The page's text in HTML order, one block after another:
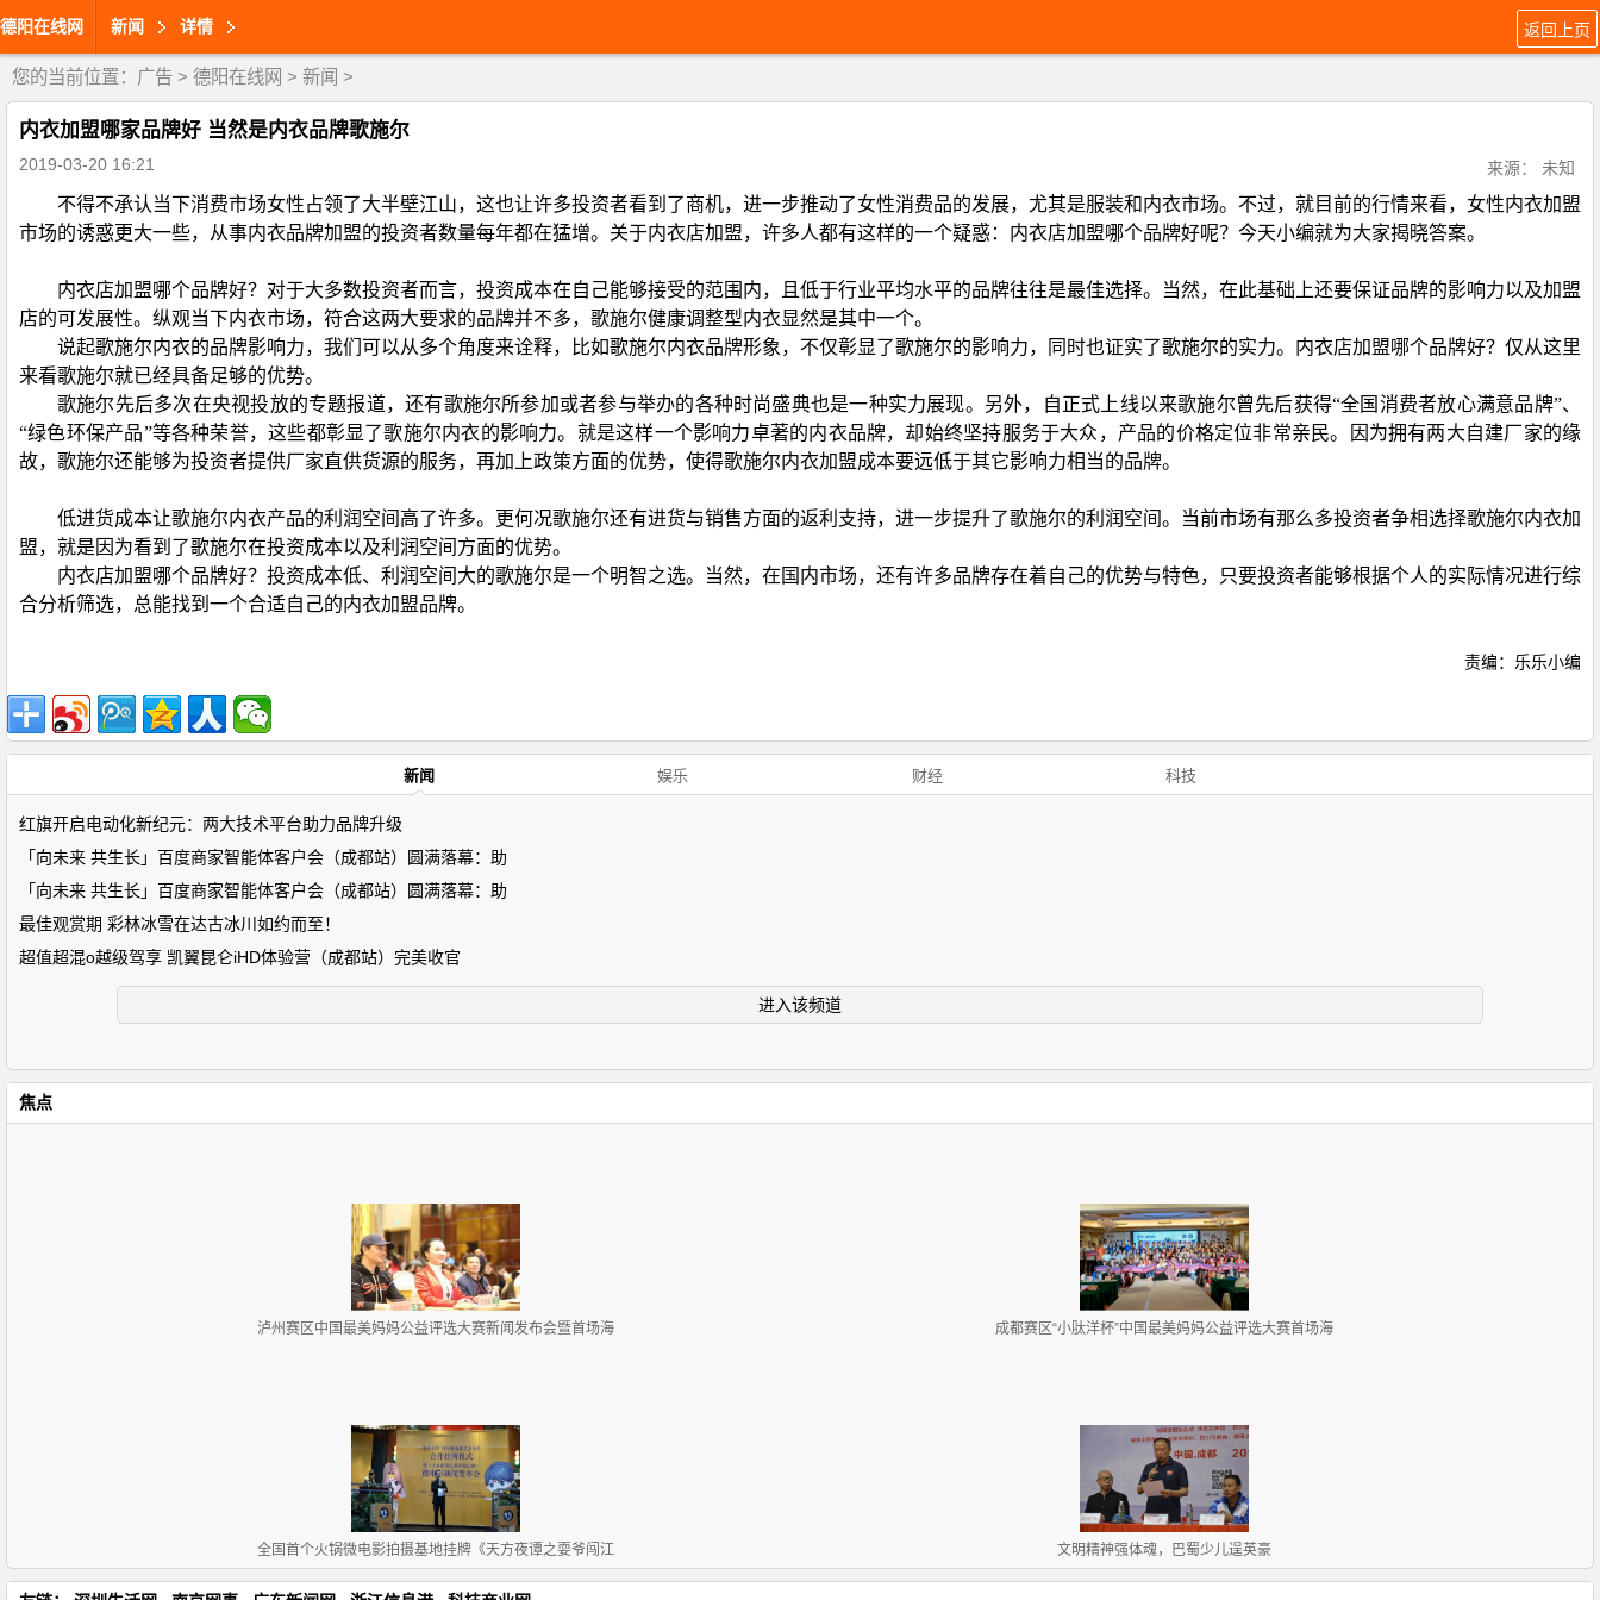
德阳在线网 新闻 详情 返回上页
您的当前位置： 广告 > 德阳在线网 > 新闻 >
内衣加盟哪家品牌好 当然是内衣品牌歌施尔
2019-03-20 16:21 来源： 未知
不得不承认当下消费市场女性占领了大半壁江山，这也让许多投资者看到了商机，进一步推动了女性消费品的发展，尤其是服装和内衣市场。不过，就目前的行情来看，女性内衣加盟
市场的诱惑更大一些，从事内衣品牌加盟的投资者数量每年都在猛增。关于内衣店加盟，许多人都有这样的一个疑惑：内衣店加盟哪个品牌好呢？今天小编就为大家揭晓答案。
内衣店加盟哪个品牌好？对于大多数投资者而言，投资成本在自己能够接受的范围内，且低于行业平均水平的品牌往往是最佳选择。当然，在此基础上还要保证品牌的影响力以及加盟
店的可发展性。纵观当下内衣市场，符合这两大要求的品牌并不多，歌施尔健康调整型内衣显然是其中一个。
说起歌施尔内衣的品牌影响力，我们可以从多个角度来诠释，比如歌施尔内衣品牌形象，不仅彰显了歌施尔的影响力，同时也证实了歌施尔的实力。内衣店加盟哪个品牌好？仅从这里
来看歌施尔就已经具备足够的优势。
歌施尔先后多次在央视投放的专题报道，还有歌施尔所参加或者参与举办的各种时尚盛典也是一种实力展现。另外，自正式上线以来歌施尔曾先后获得“全国消费者放心满意品牌”、
“绿色环保产品”等各种荣誉，这些都彰显了歌施尔内衣的影响力。就是这样一个影响力卓著的内衣品牌，却始终坚持服务于大众，产品的价格定位非常亲民。因为拥有两大自建厂家的缘
故，歌施尔还能够为投资者提供厂家直供货源的服务，再加上政策方面的优势，使得歌施尔内衣加盟成本要远低于其它影响力相当的品牌。
低进货成本让歌施尔内衣产品的利润空间高了许多。更何况歌施尔还有进货与销售方面的返利支持，进一步提升了歌施尔的利润空间。当前市场有那么多投资者争相选择歌施尔内衣加
盟，就是因为看到了歌施尔在投资成本以及利润空间方面的优势。
内衣店加盟哪个品牌好？投资成本低、利润空间大的歌施尔是一个明智之选。当然，在国内市场，还有许多品牌存在着自己的优势与特色，只要投资者能够根据个人的实际情况进行综
合分析筛选，总能找到一个合适自己的内衣加盟品牌。
责编：乐乐小编
新闻 娱乐 财经 科技
红旗开启电动化新纪元：两大技术平台助力品牌升级
「向未来 共生长」百度商家智能体客户会（成都站）圆满落幕：助
「向未来 共生长」百度商家智能体客户会（成都站）圆满落幕：助
最佳观赏期 彩林冰雪在达古冰川如约而至！
超值超混o越级驾享 凯翼昆仑iHD体验营（成都站）完美收官
进入该频道
焦点
泸州赛区中国最美妈妈公益评选大赛新闻发布会暨首场海 成都赛区“小肽洋杯”中国最美妈妈公益评选大赛首场海
全国首个火锅微电影拍摄基地挂牌《天方夜谭之耍爷闯江 文明精神强体魂，巴蜀少儿逞英豪